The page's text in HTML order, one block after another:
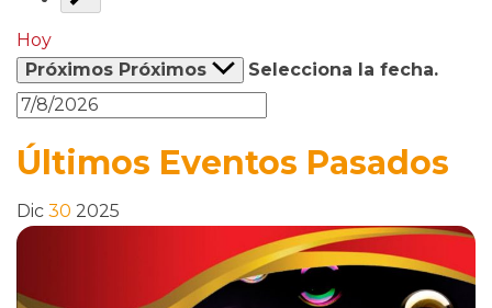
Hoy
Próximos Próximos Selecciona la fecha.
Últimos Eventos Pasados
Dic 30 2025